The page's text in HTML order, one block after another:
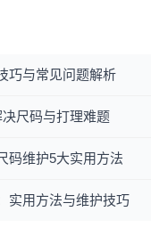
巧与常见问题解析
尺码与打理难题
码维护5大实用方法
实用方法与维护技巧